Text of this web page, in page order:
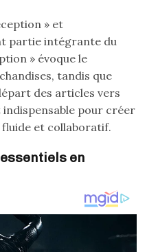
» et
partie intégrante du
» évoque le
tandis que
des articles vers
pour créer
et collaboratif.
en